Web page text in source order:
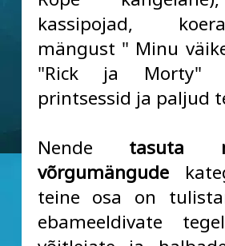
kassipojad,
mängust " Minu
"Rick ja Morty"
printsessid ja paljud
Nende tasuta
võrgumängude
teine osa on
ebameeldivate